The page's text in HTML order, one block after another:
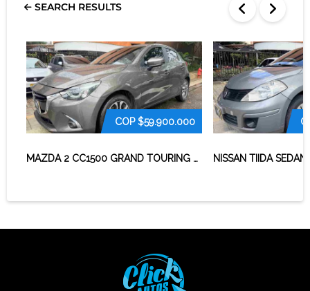
SEARCH RESULTS
COP $59.900.000
MAZDA 2 CC1500 GRAND TOURING 2018 NISSAN TIIDA